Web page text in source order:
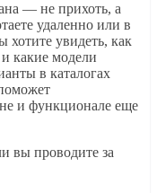
— не прихоть, а
удаленно или в
увидеть, как
и какие модели
в каталогах
и функционале еще